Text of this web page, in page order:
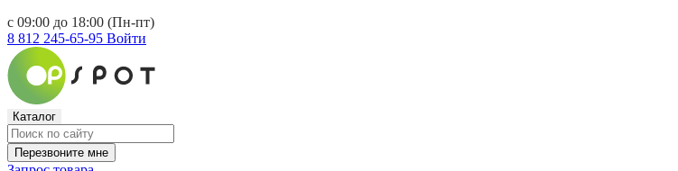
с 09:00 до 18:00 (Пн-пт)
8 812 245-65-95 Войти
Каталог
Перезвоните мне